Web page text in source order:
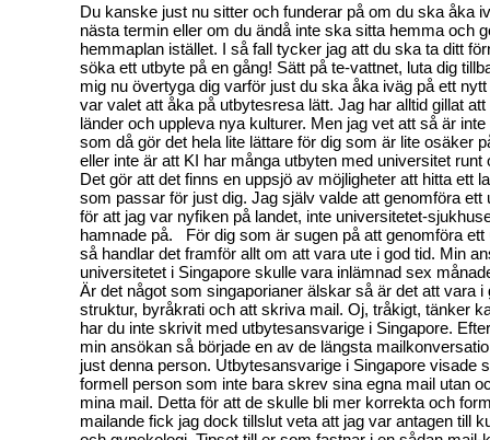
Du kanske just nu sitter och funderar på om du ska åka
nästa termin eller om du ändå inte ska sitta hemma och
hemmaplan istället. I så fall tycker jag att du ska ta ditt
söka ett utbyte på en gång! Sätt på te-vattnet, luta dig
mig nu övertyga dig varför just du ska åka iväg på ett
var valet att åka på utbytesresa lätt. Jag har alltid gillat
länder och uppleva nya kulturer. Men jag vet att så är inte
som då gör det hela lite lättare för dig som är lite osäker
eller inte är att KI har många utbyten med universitet
Det gör att det finns en uppsjö av möjligheter att hitta ett
som passar för just dig. Jag själv valde att genomföra ett
för att jag var nyfiken på landet, inte universitetet-
hamnade på. För dig som är sugen på att genomföra ett
så handlar det framför allt om att vara ute i god tid. Min
universitetet i Singapore skulle vara inlämnad sex
Är det något som singaporianer älskar så är det att vara i
struktur, byråkrati och att skriva mail. Oj, tråkigt, tänker
har du inte skrivit med utbytesansvarige i Singapore.
min ansökan så började en av de längsta
just denna person. Utbytesansvarige i Singapore visade
formell person som inte bara skrev sina egna mail utan
mina mail. Detta för att de skulle bli mer korrekta och
mailande fick jag dock tillslut veta att jag var antagen till